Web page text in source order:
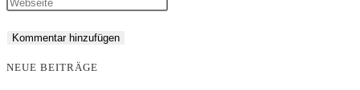
NEUE BEITRÄGE